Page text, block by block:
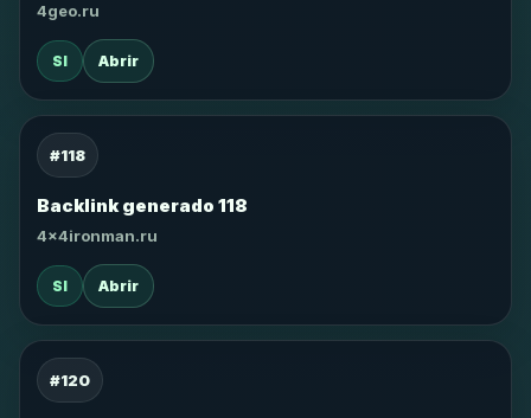
4geo.ru
SI Abrir
#118
Backlink generado 118
4x4ironman.ru
SI Abrir
#120